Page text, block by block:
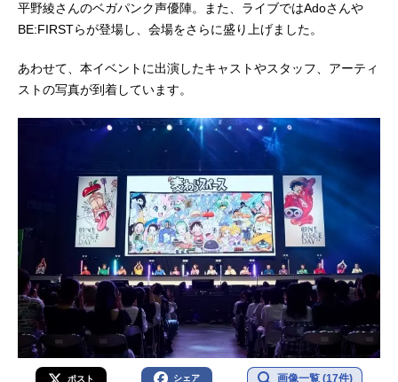
平野綾さんのベガパンク声優陣。また、ライブではAdoさんや
BE:FIRSTらが登場し、会場をさらに盛り上げました。
あわせて、本イベントに出演したキャストやスタッフ、アーティ
ストの写真が到着しています。
ポスト シェア 画像一覧 (17件)